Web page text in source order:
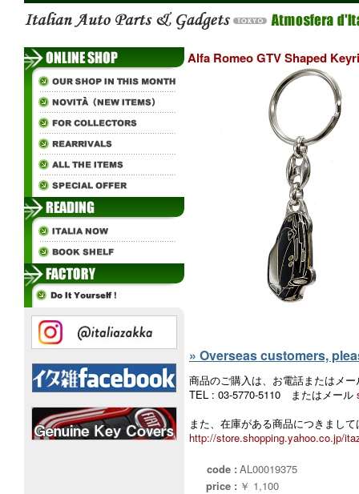
Alfa Romeo GTV Shaped
» Overseas customers,
商品のご購入は、お電話またはメ
TEL : 03-5770-5110 またはメール
また、在庫がある商品につきまし
http://store.shopping.yahoo.co.jp/
code : AL00019375
price : ￥ 1,100